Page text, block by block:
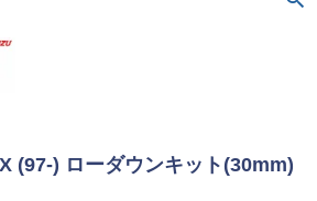
(97-) ローダウンキット(30mm)